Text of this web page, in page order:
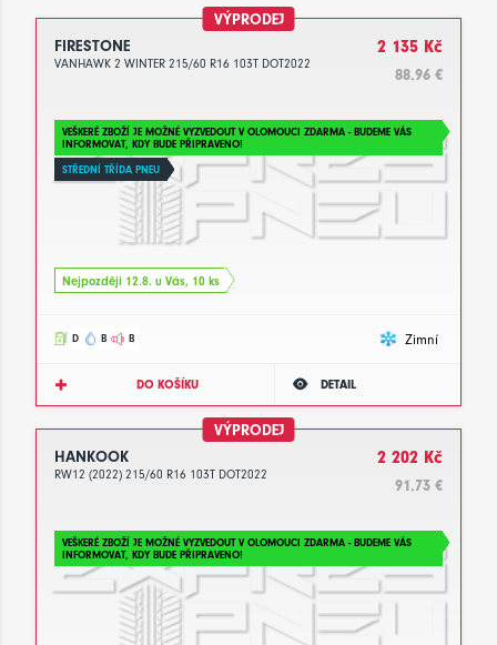
VÝPRODEJ
FIRESTONE
VANHAWK 2 WINTER 215/60 R16 103T DOT2022
2 135 Kč
88.96 €
VEŠKERÉ ZBOŽÍ JE MOŽNÉ VYZVEDOUT V OLOMOUCI ZDARMA - BUDEME VÁS
INFORMOVAT, KDY BUDE PŘIPRAVENO!
STŘEDNÍ TŘÍDA PNEU
Nejpozději 12.8. u Vás, 10 ks
D B B Zimní
DO KOŠÍKU DETAIL
VÝPRODEJ
HANKOOK
RW12 (2022) 215/60 R16 103T DOT2022
2 202 Kč
91.73 €
VEŠKERÉ ZBOŽÍ JE MOŽNÉ VYZVEDOUT V OLOMOUCI ZDARMA - BUDEME VÁS
INFORMOVAT, KDY BUDE PŘIPRAVENO!